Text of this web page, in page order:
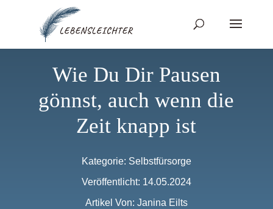
Wie Du Dir Pausen
gönnst, auch wenn die
Zeit knapp ist
Kategorie: Selbstfürsorge
Veröffentlicht: 14.05.2024
Artikel Von: Janina Eilts